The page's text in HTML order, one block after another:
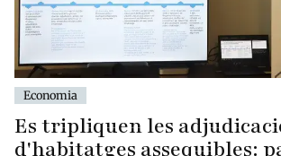
Economia
Es tripliquen les
d'habitatges assequibles: